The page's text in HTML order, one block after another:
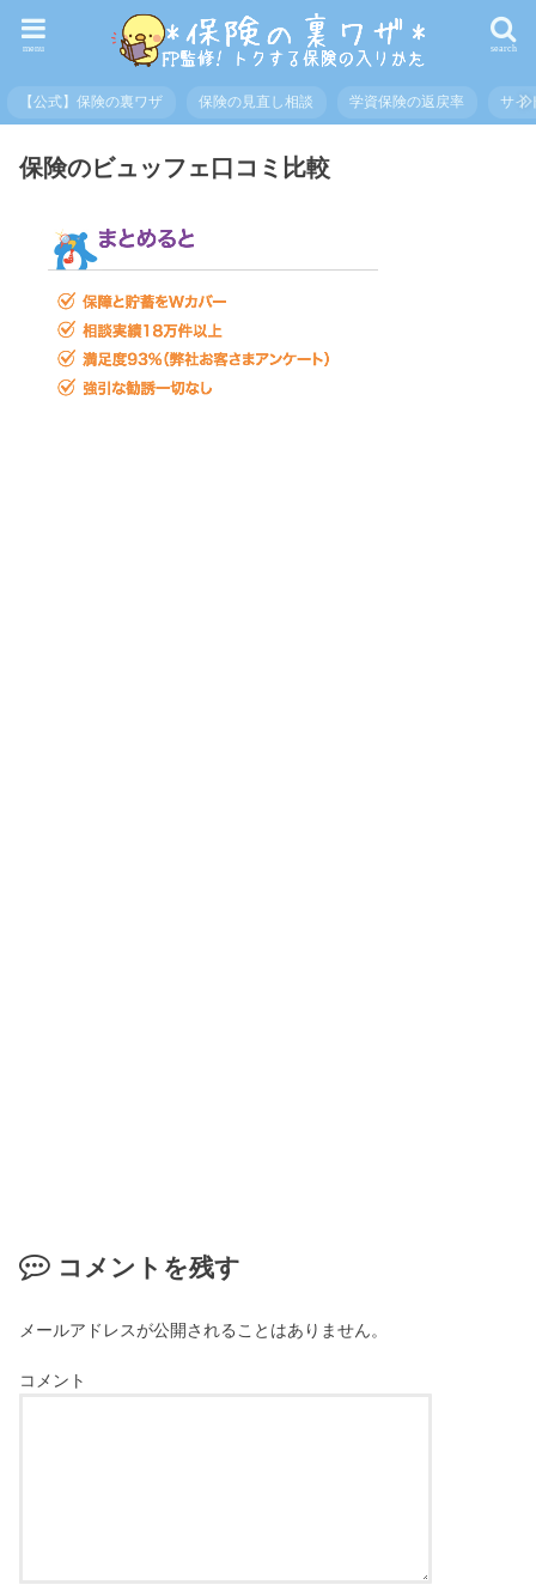
search
menu
【公式】保険の裏ワザ 保険の見直し相談 学資保険の返戻率 サイ
保険のビュッフェ口コミ比較
コメントを残す
メールアドレスが公開されることはありません。
コメント